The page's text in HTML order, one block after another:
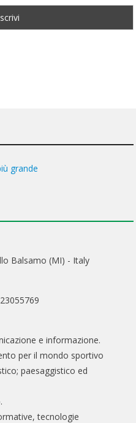
Balsamo (MI) - Italy
e informazione.
per il mondo sportivo
paesaggistico ed
tecnologie